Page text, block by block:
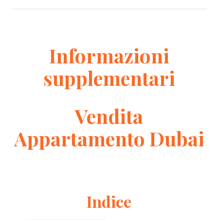
Informazioni
supplementari
Vendita
Appartamento Dubai
Indice